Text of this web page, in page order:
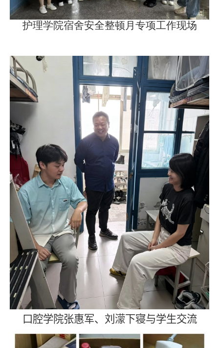
护理学院宿舍安全整顿月专项工作现场
口腔学院张惠军、刘濛下寝与学生交流